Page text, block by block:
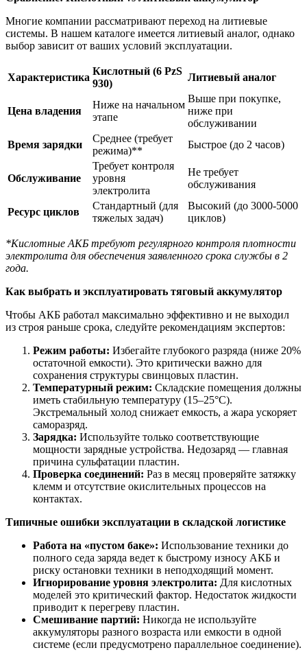
Многие компании рассматривают переход на литиевые
системы. В нашем каталоге имеется литиевый аналог, однако
выбор зависит от ваших условий эксплуатации.
Характеристика
Кислотный (6 PzS
930)
Литиевый аналог
Цена владения
Ниже на начальном
этапе
Выше при покупке,
ниже при
обслуживании
Время зарядки
Среднее (требует
режима)**
Быстрое (до 2 часов)
Обслуживание
Требует контроля
уровня
электролита
Не требует
обслуживания
Ресурс циклов
Стандартный (для
тяжелых задач)
Высокий (до 3000-5000
циклов)
*Кислотные АКБ требуют регулярного контроля плотности
электролита для обеспечения заявленного срока службы в 2
года.
Как выбрать и эксплуатировать тяговый аккумулятор
Чтобы АКБ работал максимально эффективно и не выходил
из строя раньше срока, следуйте рекомендациям экспертов:
Режим работы: Избегайте глубокого разряда (ниже 20%
остаточной емкости). Это критически важно для
сохранения структуры свинцовых пластин.
Температурный режим: Складские помещения должны
иметь стабильную температуру (15–25°C).
Экстремальный холод снижает емкость, а жара ускоряет
саморазряд.
Зарядка: Используйте только соответствующие
мощности зарядные устройства. Недозаряд — главная
причина сульфатации пластин.
Проверка соединений: Раз в месяц проверяйте затяжку
клемм и отсутствие окислительных процессов на
контактах.
Типичные ошибки эксплуатации в складской логистике
Работа на «пустом баке»: Использование техники до
полного седа заряда ведет к быстрому износу АКБ и
риску остановки техники в неподходящий момент.
Игнорирование уровня электролита: Для кислотных
моделей это критический фактор. Недостаток жидкости
приводит к перегреву пластин.
Смешивание партий: Никогда не используйте
аккумуляторы разного возраста или емкости в одной
системе (если предусмотрено параллельное соединение).